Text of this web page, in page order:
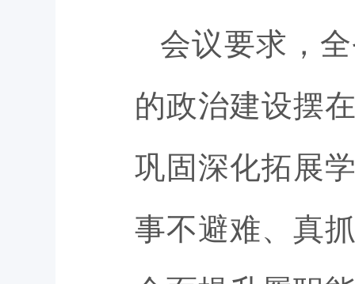
会议要求，
的政治建设摆
巩固深化拓展
事不避难、真